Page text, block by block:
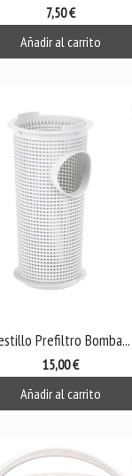
7,50 €
Añadir al carrito
Prefiltro Bomba...
15,00 €
Añadir al carrito